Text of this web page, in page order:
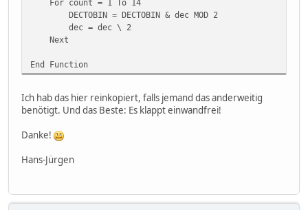
For count = 1 To 14
DECTOBIN = DECTOBIN & dec MOD 2
dec = dec \ 2
Next
End Function
Ich hab das hier reinkopiert, falls jemand das anderweitig
benötigt. Und das Beste: Es klappt einwandfrei!
Danke!
Hans-Jürgen